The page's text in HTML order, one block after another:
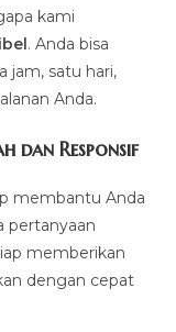
kami
. Anda bisa
jam, satu hari,
Anda.
dan Responsif
membantu Anda
pertanyaan
memberikan
dengan cepat